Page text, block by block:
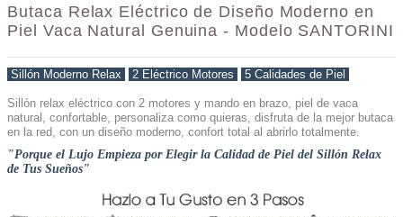
Butaca Relax Eléctrico de Diseño Moderno en
Piel Vaca Natural Genuina - Modelo SANTORINI
Sillón Moderno Relax 2 Eléctrico Motores 5 Calidades de Piel
Sillón relax eléctrico con 2 motores y mando en brazo, piel de vaca
natural, confortable, personaliza como quieras, disfruta de la mejor butaca
en la red, con un diseño moderno, confort total al abrirlo totalmente.
"Porque el Lujo Empieza por Elegir la Calidad de Piel del Sillón Relax
de Tus Sueños"